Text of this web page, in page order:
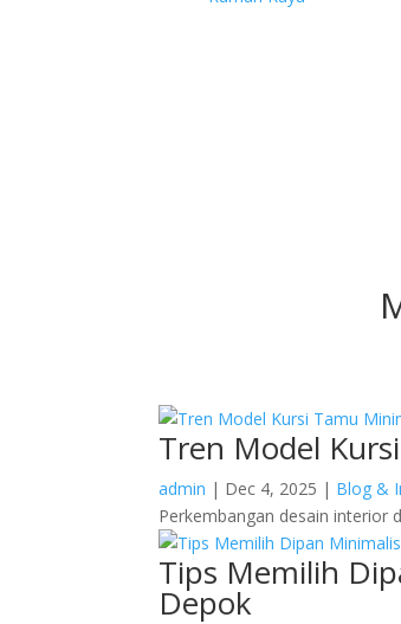
Tren Model
admin | Dec 4, 2025 | Blog &
Perkembangan desain interior
Tips Memilih
Depok